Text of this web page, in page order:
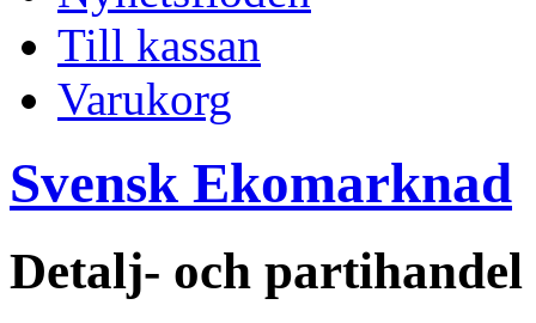
Till kassan
Varukorg
Svensk Ekomarknad
Detalj- och